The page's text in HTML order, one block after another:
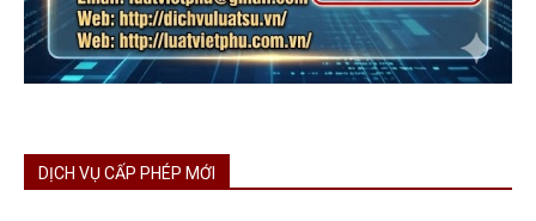
DỊCH VỤ CẤP PHÉP MỚI